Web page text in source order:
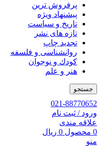
پرفروش ترین
پیشنهاد ویژه
تاریخ و سیاست
تازه های نشر
تجدید چاپ
روانشناسی و فلسفه
کودك و نوجوان
هنر و علم
جستجو
021-88770652
ورود / ثبت نام
علاقه مندی
0 محصول 0 ریال
منو